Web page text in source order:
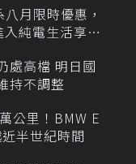
月限時優惠，
純電生活享
處高檔 明日國
持不調整
公里！BMW E
半世紀時間